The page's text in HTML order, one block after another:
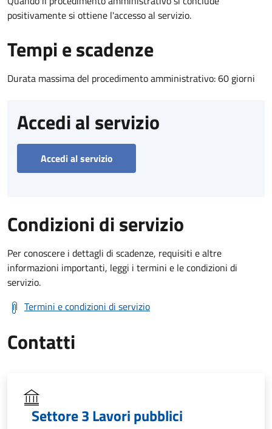
positivamente si ottiene l'accesso al servizio.
Tempi e scadenze
Durata massima del procedimento amministrativo: 60 giorni
Accedi al servizio
Accedi al servizio
Condizioni di servizio
Per conoscere i dettagli di scadenze, requisiti e altre
informazioni importanti, leggi i termini e le condizioni di
servizio.
Termini e condizioni di servizio
Contatti
Settore 3 Lavori pubblici